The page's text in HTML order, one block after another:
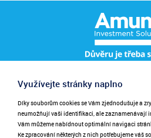
NEWSLETTER
Pro přihlášení k odběru novinek
Zadáním emailu poskytujete
Využívejte stránky naplno
Díky souborům cookies se Vám zjednodušuje a
neumožňují vaši identifikaci, ale zaznamenávají
Vám můžeme nabídnout optimální navigaci
Ke zpracování některých z nich potřebujeme váš